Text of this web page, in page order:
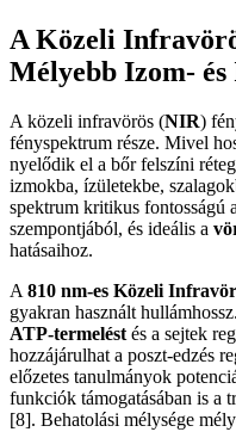
A Közeli
Mélyebb Izom-
A közeli infravörös (NIR)
fényspektrum része. Mivel
nyelődik el a bőr felszíni
izmokba, ízületekbe,
spektrum kritikus fontosságú
szempontjából, és ideális a
hatásaihoz.
A810 nm-es Közeli
gyakran használt
ATP-termeléstés a sejtek
hozzájárulhat a poszt-edzés
előzetes tanulmányok
funkciók támogatásában is a
[8]. Behatolási mélysége